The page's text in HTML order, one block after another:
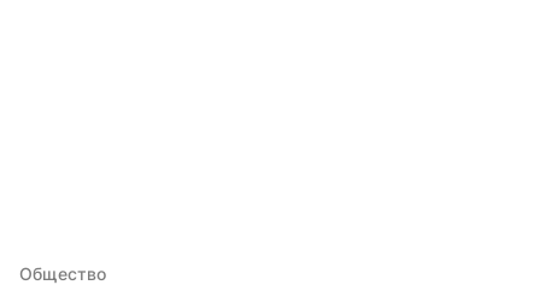
Общество